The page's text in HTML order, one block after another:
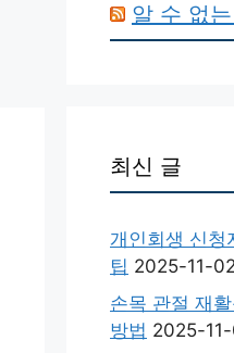
알 수 없
최신 글
개인회생 신청
팁 2025-11-02
손목 관절 재
방법 2025-